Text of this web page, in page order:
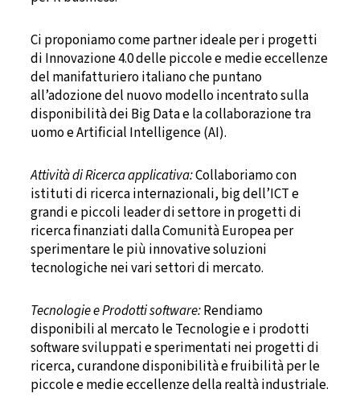
Ci proponiamo come partner ideale per i progetti
di Innovazione 4.0 delle piccole e medie eccellenze
del manifatturiero italiano che puntano
all’adozione del nuovo modello incentrato sulla
disponibilità dei Big Data e la collaborazione tra
uomo e Artificial Intelligence (AI).
Attività di Ricerca applicativa:Collaboriamo con
istituti di ricerca internazionali, big dell’ICT e
grandi e piccoli leader di settore in progetti di
ricerca finanziati dalla Comunità Europea per
sperimentare le più innovative soluzioni
tecnologiche nei vari settori di mercato.
Tecnologie e Prodotti software:Rendiamo
disponibili al mercato le Tecnologie e i prodotti
software sviluppati e sperimentati nei progetti di
ricerca, curandone disponibilità e fruibilità per le
piccole e medie eccellenze della realtà industriale.